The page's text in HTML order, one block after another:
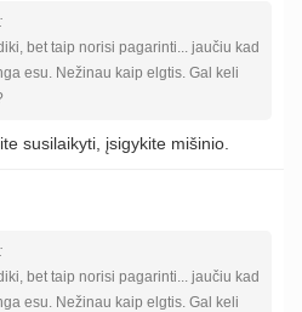
:
bet taip norisi pagarinti... jaučiu kad
esu. Nežinau kaip elgtis. Gal keli
susilaikyti, įsigykite mišinio.
:
bet taip norisi pagarinti... jaučiu kad
esu. Nežinau kaip elgtis. Gal keli